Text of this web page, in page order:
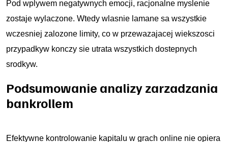
Pod wplywem negatywnych emocji, racjonalne myslenie
zostaje wylaczone. Wtedy wlasnie lamane sa wszystkie
wczesniej zalozone limity, co w przewazajacej wiekszosci
przypadkуw konczy sie utrata wszystkich dostepnych
srodkуw.
Podsumowanie analizy zarzadzania
bankrollem
Efektywne kontrolowanie kapitalu w grach online nie opiera